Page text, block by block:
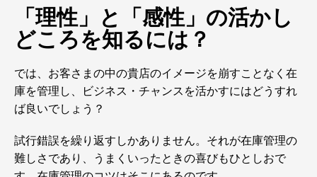
「理性」と「感性」の活かし
どころを知るには？
では、お客さまの中の貴店のイメージを崩すことなく在
庫を管理し、ビジネス・チャンスを活かすにはどうすれ
ば良いでしょう？
試行錯誤を繰り返すしかありません。それが在庫管理の
難しさであり、うまくいったときの喜びもひとしおで